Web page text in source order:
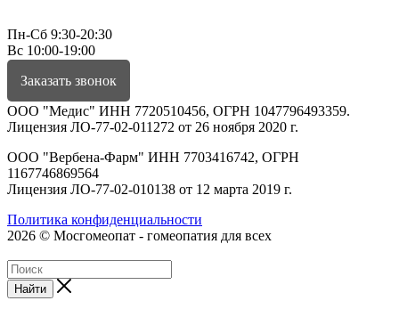
Пн-Сб 9:30-20:30
Вс 10:00-19:00
Заказать звонок
ООО "Медис" ИНН 7720510456, ОГРН 1047796493359.
Лицензия ЛО-77-02-011272 от 26 ноября 2020 г.
ООО "Вербена-Фарм" ИНН 7703416742, ОГРН
1167746869564
Лицензия ЛО-77-02-010138 от 12 марта 2019 г.
Политика конфиденциальности
2026 © Мосгомеопат - гомеопатия для всех
Найти